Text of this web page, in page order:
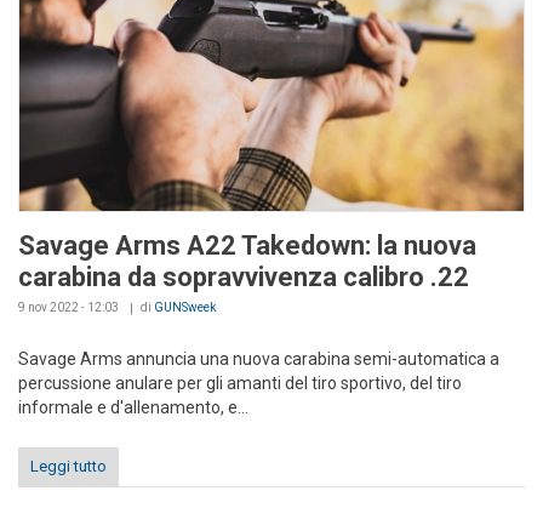
Savage Arms A22 Takedown: la nuova
carabina da sopravvivenza calibro .22
9 nov 2022 - 12:03 di GUNSweek
Savage Arms annuncia una nuova carabina semi-automatica a
percussione anulare per gli amanti del tiro sportivo, del tiro
informale e d'allenamento, e...
Leggi tutto